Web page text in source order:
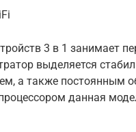
3 в 1 занимает
выделяется
а также постоянным
данная